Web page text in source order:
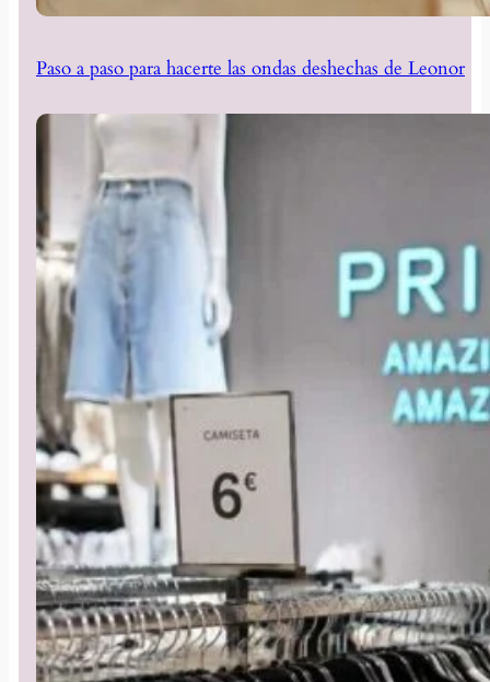
Paso a paso para hacerte las ondas deshechas de Leonor